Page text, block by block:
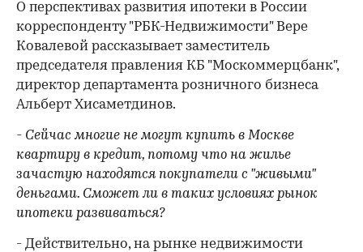
О перспективах развития ипотеки в России
корреспонденту "РБК-Недвижимости" Вере
Ковалевой рассказывает заместитель
председателя правления КБ "Москоммерцбанк",
директор департамента розничного бизнеса
Альберт Хисаметдинов.
- Сейчас многие не могут купить в Москве
квартиру в кредит, потому что на жилье
зачастую находятся покупатели с "живыми"
деньгами. Сможет ли в таких условиях рынок
ипотеки развиваться?
- Действительно, на рынке недвижимости